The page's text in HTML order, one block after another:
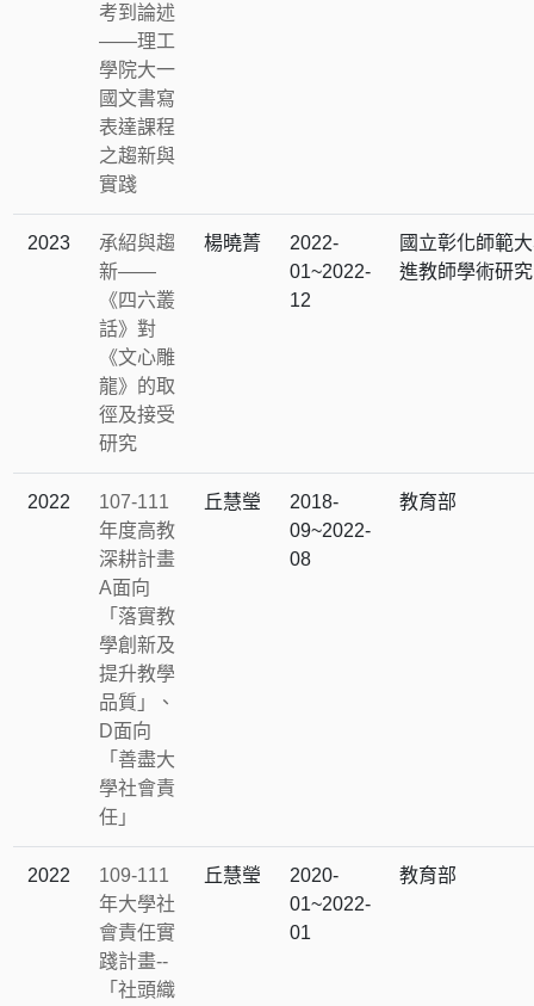
考到論述
——理工
學院大一
國文書寫
表達課程
之趨新與
實踐
2023
承紹與趨
新——
《四六叢
話》對
《文心雕
龍》的取
徑及接受
研究
楊曉菁
2022-
01~2022-
12
國立彰化師範
進教師學術研
2022
107-111
年度高教
深耕計畫
A面向
「落實教
學創新及
提升教學
品質」、
D面向
「善盡大
學社會責
任」
丘慧瑩
2018-
09~2022-
08
教育部
2022
109-111
年大學社
會責任實
踐計畫--
「社頭織
丘慧瑩
2020-
01~2022-
01
教育部